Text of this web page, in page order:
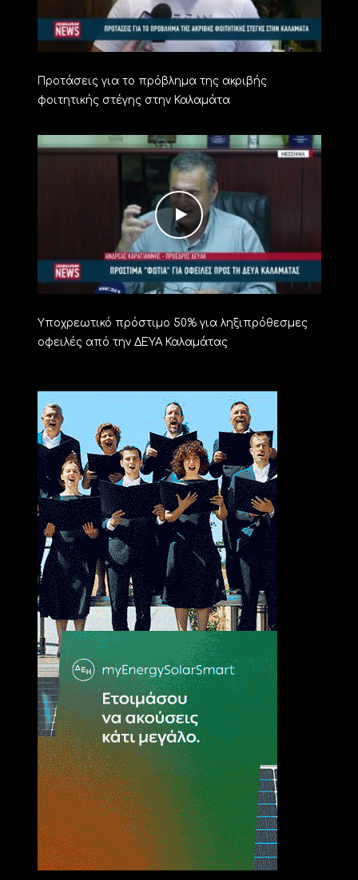
Προτάσεις για το πρόβλημα της ακριβής
φοιτητικής στέγης στην Καλαμάτα
Υποχρεωτικό πρόστιμο 50% για ληξιπρόθεσμες
οφειλές από την ΔΕΥΑ Καλαμάτας